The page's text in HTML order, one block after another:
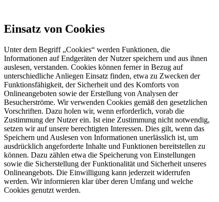
Einsatz von Cookies
Unter dem Begriff „Cookies“ werden Funktionen, die
Informationen auf Endgeräten der Nutzer speichern und aus ihnen
auslesen, verstanden. Cookies können ferner in Bezug auf
unterschiedliche Anliegen Einsatz finden, etwa zu Zwecken der
Funktionsfähigkeit, der Sicherheit und des Komforts von
Onlineangeboten sowie der Erstellung von Analysen der
Besucherströme. Wir verwenden Cookies gemäß den gesetzlichen
Vorschriften. Dazu holen wir, wenn erforderlich, vorab die
Zustimmung der Nutzer ein. Ist eine Zustimmung nicht notwendig,
setzen wir auf unsere berechtigten Interessen. Dies gilt, wenn das
Speichern und Auslesen von Informationen unerlässlich ist, um
ausdrücklich angeforderte Inhalte und Funktionen bereitstellen zu
können. Dazu zählen etwa die Speicherung von Einstellungen
sowie die Sicherstellung der Funktionalität und Sicherheit unseres
Onlineangebots. Die Einwilligung kann jederzeit widerrufen
werden. Wir informieren klar über deren Umfang und welche
Cookies genutzt werden.